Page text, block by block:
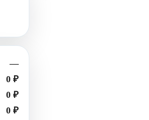
—
0 ₽
0 ₽
0 ₽